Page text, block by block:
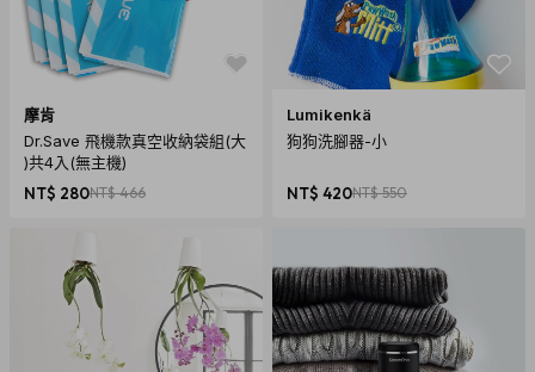
尺寸：直徑38mm x高30mm
重量：47g
保固：新品不良
摩肯
Dr.Save 飛機款真空收納袋組(大
)共4入(無主機)
NT$ 280NT$ 466
Lumikenkä
狗狗洗腳器-小
NT$ 420NT$ 550